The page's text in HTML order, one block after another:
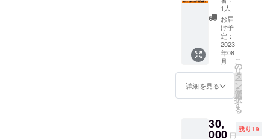
序良俗
に反す
るお名
前の場
合は、
CAMP
FIREの
ント名
又は、
したお
名前を
す。 ※
時期等
が若干
変更に
なる場
合もご
ざいま
ご了承
くださ
での交
通費は
１枚 ・
公式
ホーム
ページ
にお名
前掲載
・パン
フレッ
トにお
パンフ
レット
キャラ
ク
ター」
と作品
タイト
ルロゴ
の２種
類） ・
パンフ
（完成
したパ
めちゃ
ん「映
画の登
場人物
わこの
キャラ
ター」
と作品
タイト
ルロゴ
類） ・
スルメ
1人
お届
け予
定：
2023
年08
月
詳細を見る
こ
の
リ
タ
ー
ン
を
選
択
す
る
30,
000 円
残り19